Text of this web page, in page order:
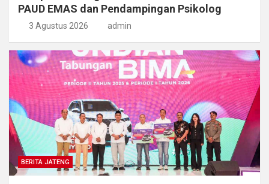
PAUD EMAS dan Pendampingan Psikolog
3 Agustus 2026 admin
BERITA JATENG